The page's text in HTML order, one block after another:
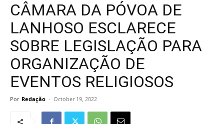
CÂMARA DA PÓVOA DE
LANHOSO ESCLARECE
SOBRE LEGISLAÇÃO PARA
ORGANIZAÇÃO DE
EVENTOS RELIGIOSOS
Por Redação - October 19, 2022